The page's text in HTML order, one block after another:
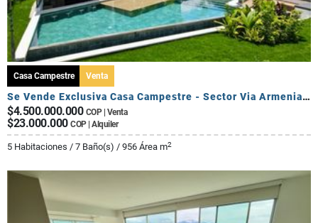
Casa Campestre Venta
Se Vende Exclusiva Casa Campestre - Sector Via Armenia Calarca
$4.500.000.000 COP | Venta
$23.000.000 COP | Alquiler
5 Habitaciones / 7 Baño(s) / 956 Área m2